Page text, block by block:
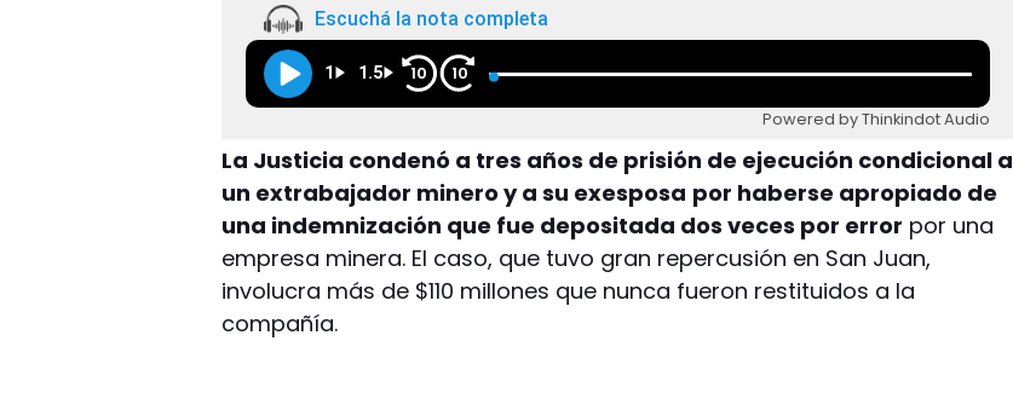
Escuchá la nota completa
1 1.5 10 10
Powered by Thinkindot Audio
La Justicia condenó a tres años de prisión de ejecución condicional a
un extrabajador minero y a su exesposa por haberse apropiado de
una indemnización que fue depositada dos veces por error por una
empresa minera. El caso, que tuvo gran repercusión en San Juan,
involucra más de $110 millones que nunca fueron restituidos a la
compañía.